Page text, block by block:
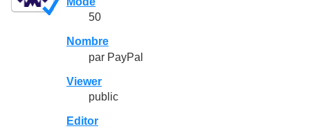
50
Nombre
par PayPal
Viewer
public
Editor